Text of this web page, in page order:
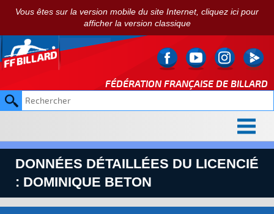
Vous êtes sur la version mobile du site Internet, cliquez ici pour
afficher la version classique
FÉDÉRATION FRANÇAISE DE BILLARD
DONNÉES DÉTAILLÉES DU LICENCIÉ
: DOMINIQUE BETON